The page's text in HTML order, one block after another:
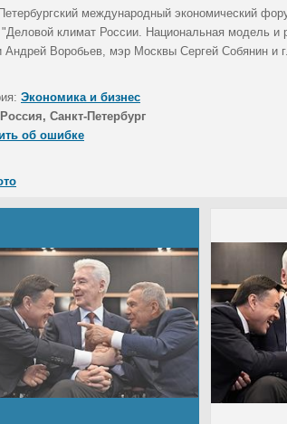
международный экономический
климат России. Национальная модель и
Андрей Воробьев, мэр Москвы Сергей Собянин и
Экономика и бизнес
Россия, Санкт-Петербург
об ошибке